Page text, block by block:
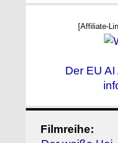
[Affiliate-
Der EU
Filmreihe: